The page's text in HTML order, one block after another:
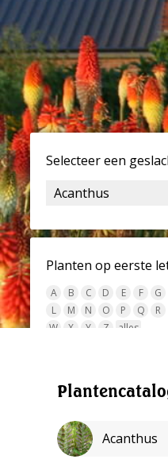
Selecteer een
Planten op eerste
A B C D E F G
L
M N O P Q R
W
X Y Z alles
Plantencatalogus
Acanthus